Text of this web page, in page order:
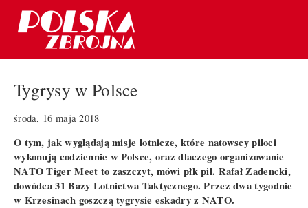
Tygrysy w Polsce
środa, 16 maja 2018
O tym, jak wyglądają misje lotnicze, które natowscy piloci
wykonują codziennie w Polsce, oraz dlaczego organizowanie
NATO Tiger Meet to zaszczyt, mówi płk pil. Rafał Zadencki,
dowódca 31 Bazy Lotnictwa Taktycznego. Przez dwa tygodnie
w Krzesinach goszczą tygrysie eskadry z NATO.